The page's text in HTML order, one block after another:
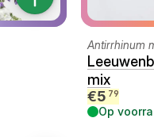
Antirrhinum
mix
€5 79
Op